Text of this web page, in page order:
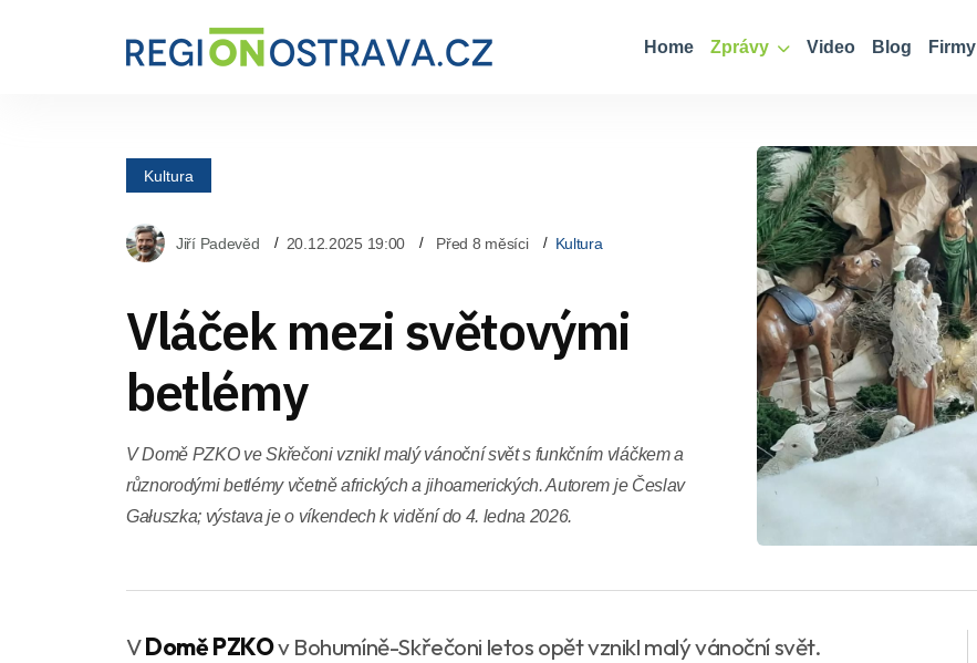
Home Zprávy Video Blog Firmy
Kultura
Jiří Padevěd 20.12.2025 19:00 Před 8 měsíci Kultura
Vláček mezi světovými
betlémy
V Domě PZKO ve Skřečoni vznikl malý vánoční svět s funkčním vláčkem a
různorodými betlémy včetně afrických a jihoamerických. Autorem je Česlav
Gałuszka; výstava je o víkendech k vidění do 4. ledna 2026.
VDomě PZKOv Bohumíně-Skřečoni letos opět vznikl malý vánoční svět.